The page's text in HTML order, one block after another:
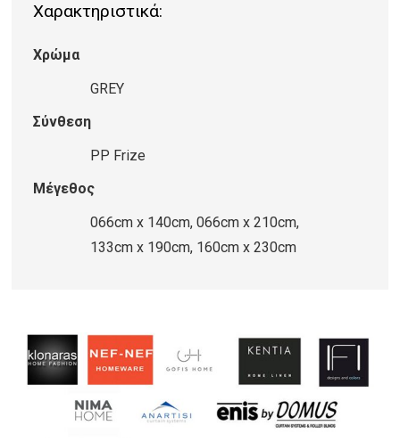
ποσότητα
Χαρακτηριστικά:
Χρώμα
GREY
Σύνθεση
PP Frize
Μέγεθος
066cm x 140cm, 066cm x 210cm,
133cm x 190cm, 160cm x 230cm